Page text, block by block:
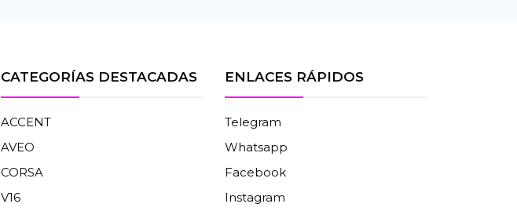
CATEGORÍAS DESTACADAS
ACCENT
AVEO
CORSA
V16
ENLACES RÁPIDOS
Telegram
Whatsapp
Facebook
Instagram